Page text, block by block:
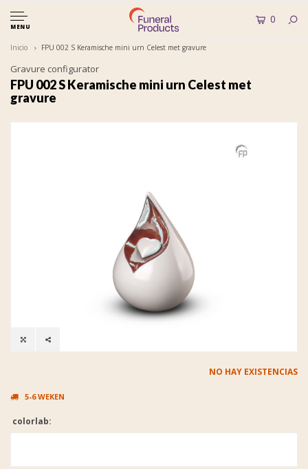
MENU
0
Inicio FPU 002 S Keramische mini urn Celest met gravure
Gravure configurator
FPU 002 S Keramische mini urn Celest met
gravure
NO HAY EXISTENCIAS
5-6 WEKEN
colorlab: